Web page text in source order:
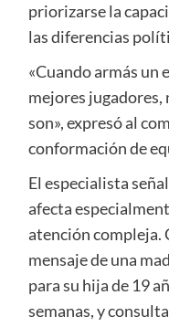
priorizarse la
las diferencias
«Cuando armás un
mejores jugadores,
son», expresó al
conformación de
El especialista
afecta
atención compleja.
mensaje de una
para su hija de 19
semanas, y